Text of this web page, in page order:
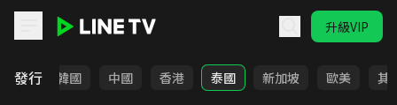
升級VIP
發行
日本 韓國 中國 香港 泰國 新加坡 歐美 其